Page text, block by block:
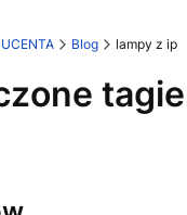
Blog lampy z ip